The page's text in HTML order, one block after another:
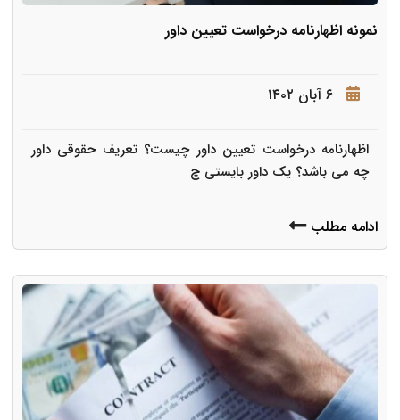
نمونه اظهارنامه درخواست تعیین داور
۶ آبان ۱۴۰۲
اظهارنامه درخواست تعیین داور چیست؟ تعریف حقوقی داور
چه می باشد؟ یک داور بایستی چ
ادامه مطلب